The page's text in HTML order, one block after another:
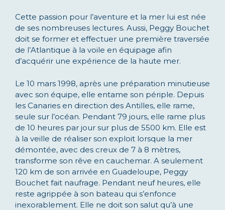
Cette passion pour l’aventure et la mer lui est née
de ses nombreuses lectures. Aussi, Peggy Bouchet
doit se former et effectuer une première traversée
de l’Atlantique à la voile en équipage afin
d’acquérir une expérience de la haute mer.
Le 10 mars 1998, après une préparation minutieuse
avec son équipe, elle entame son périple. Depuis
les Canaries en direction des Antilles, elle rame,
seule sur l’océan. Pendant 79 jours, elle rame plus
de 10 heures par jour sur plus de 5500 km. Elle est
à la veille de réaliser son exploit lorsque la mer
démontée, avec des creux de 7 à 8 mètres,
transforme son rêve en cauchemar. A seulement
120 km de son arrivée en Guadeloupe, Peggy
Bouchet fait naufrage. Pendant neuf heures, elle
reste agrippée à son bateau qui s’enfonce
inexorablement. Elle ne doit son salut qu’à une